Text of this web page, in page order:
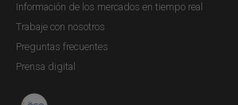
Información de los mercados en tiempo real
Trabaje con nosotros
Preguntas frecuentes
Prensa digital